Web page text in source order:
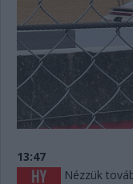
13:47
Nézzük